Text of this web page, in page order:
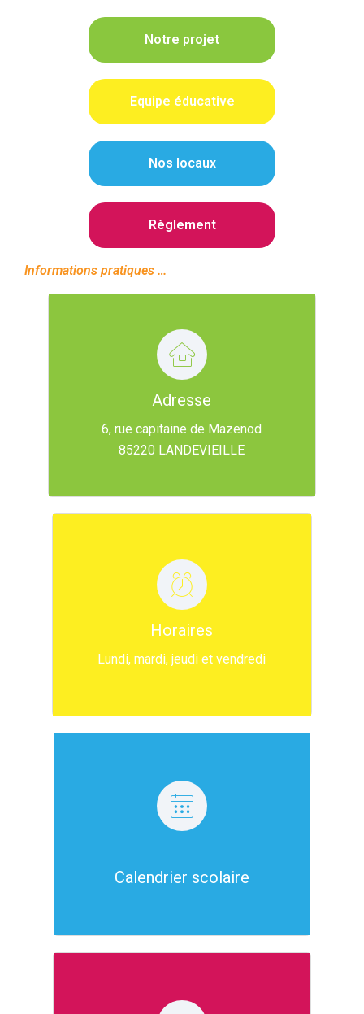
Notre projet
Equipe éducative
Nos locaux
Règlement
Informations pratiques …
Adresse
6, rue capitaine de Mazenod
85220 LANDEVIEILLE
Nous situer ...
Horaires
Lundi, mardi, jeudi et vendredi
Nos horaires
&
13h30 - 16h30
Calendrier scolaire
cette année
Cliquer ici